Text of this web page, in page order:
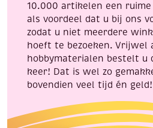
10.000 artikelen een
als voordeel dat u bij ons
zodat u niet meerdere
hoeft te bezoeken. Vrijwel
hobbymaterialen bestelt u
keer! Dat is wel zo
bovendien veel tijd én geld!